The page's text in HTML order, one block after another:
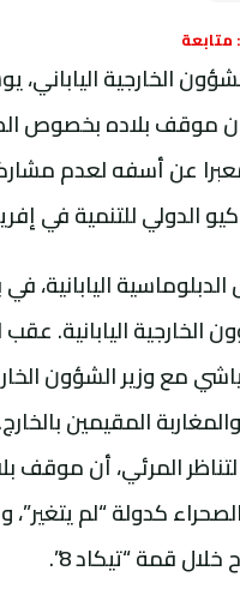
الخارجية الياباني،
موقف بلاده بخصوص
عن أسفه لعدم
الدولي للتنمية في
اليابانية، في
الخارجية اليابانية.
مع وزير الشؤون
المقيمين
المرئي، أن موقف
كدولة “لم يتغير”،
قمة “تيكاد 8”.